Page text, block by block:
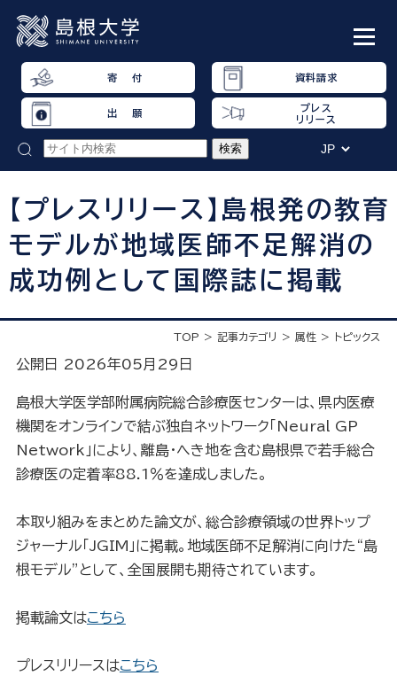
寄 付 資料請求
出 願
プレス
リリース
【プレスリリース】島根発の教育
モデルが地域医師不足解消の
成功例として国際誌に掲載
TOP 記事カテゴリ 属性 トピックス
公開日 2026年05月29日
島根大学医学部附属病院総合診療医センターは、県内医療
機関をオンラインで結ぶ独自ネットワーク「Neural GP
Network」により、離島・へき地を含む島根県で若手総合
診療医の定着率88.1％を達成しました。
本取り組みをまとめた論文が、総合診療領域の世界トップ
ジャーナル「JGIM」に掲載。地域医師不足解消に向けた“島
根モデル”として、全国展開も期待されています。
掲載論文はこちら
プレスリリースはこちら